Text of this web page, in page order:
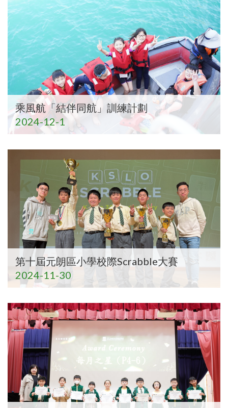
乘風航「結伴同航」訓練計劃
2024-12-1
第十屆元朗區小學校際Scrabble大賽
2024-11-30